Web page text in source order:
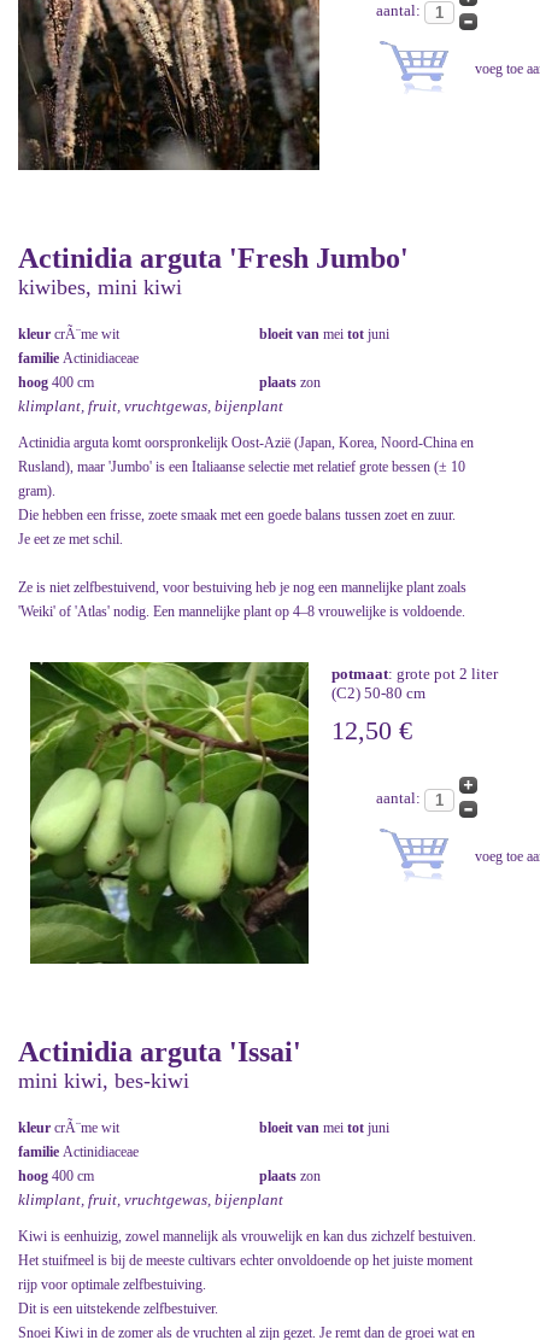
aantal:
Actinidia arguta 'Fresh Jumbo'
kiwibes, mini kiwi
kleur crÃ¨me wit bloeit van mei tot juni
familie Actinidiaceae
hoog 400 cm plaats zon
klimplant, fruit, vruchtgewas, bijenplant
Actinidia arguta komt oorspronkelijk Oost-Azië (Japan, Korea, Noord-China en
Rusland), maar 'Jumbo' is een Italiaanse selectie met relatief grote bessen (± 10
gram).
Die hebben een frisse, zoete smaak met een goede balans tussen zoet en zuur.
Je eet ze met schil.
Ze is niet zelfbestuivend, voor bestuiving heb je nog een mannelijke plant zoals
'Weiki' of 'Atlas' nodig. Een mannelijke plant op 4–8 vrouwelijke is voldoende.
potmaat: grote pot 2 liter
(C2) 50-80 cm
12,50 €
aantal:
Actinidia arguta 'Issai'
mini kiwi, bes-kiwi
kleur crÃ¨me wit bloeit van mei tot juni
familie Actinidiaceae
hoog 400 cm plaats zon
klimplant, fruit, vruchtgewas, bijenplant
Kiwi is eenhuizig, zowel mannelijk als vrouwelijk en kan dus zichzelf bestuiven.
Het stuifmeel is bij de meeste cultivars echter onvoldoende op het juiste moment
rijp voor optimale zelfbestuiving.
Dit is een uitstekende zelfbestuiver.
Snoei Kiwi in de zomer als de vruchten al zijn gezet. Je remt dan de groei wat en